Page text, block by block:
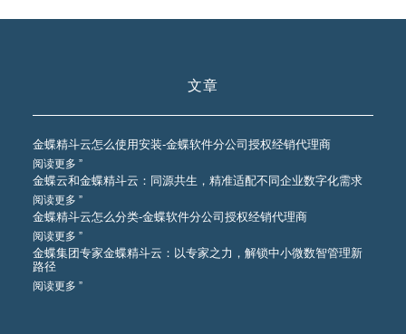
文章
金蝶精斗云怎么使用安装-金蝶软件分公司授权经销代理商
阅读更多 ”
金蝶云和金蝶精斗云：同源共生，精准适配不同企业数字化需求
阅读更多 ”
金蝶精斗云怎么分类-金蝶软件分公司授权经销代理商
阅读更多 ”
金蝶集团专家金蝶精斗云：以专家之力，解锁中小微数智管理新
路径
阅读更多 ”